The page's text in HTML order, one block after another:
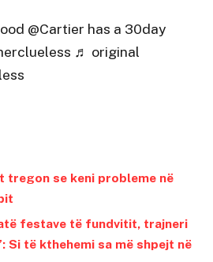
@Cartier has a 30day
♬ original
tregon se keni probleme në
festave të fundvitit, trajneri
Si të kthehemi sa më shpejt në